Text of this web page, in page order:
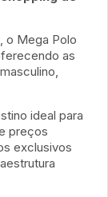
o Mega Polo
as
ideal para
preços
exclusivos